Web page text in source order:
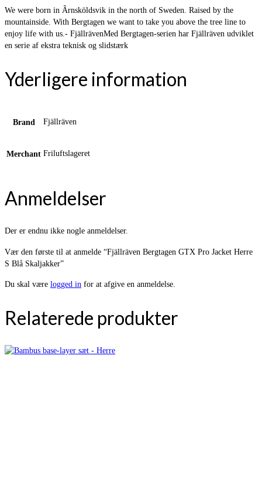
We were born in Ãrnsköldsvik in the north of Sweden. Raised by the
mountainside. With Bergtagen we want to take you above the tree line to
enjoy life with us.- FjällrävenMed Bergtagen-serien har Fjällräven udviklet
en serie af ekstra teknisk og slidstærk
Yderligere information
Brand Fjällräven
Merchant Friluftslageret
Anmeldelser
Der er endnu ikke nogle anmeldelser.
Vær den første til at anmelde “Fjällräven Bergtagen GTX Pro Jacket Herre
S Blå Skaljakker”
Du skal være logged in for at afgive en anmeldelse.
Relaterede produkter